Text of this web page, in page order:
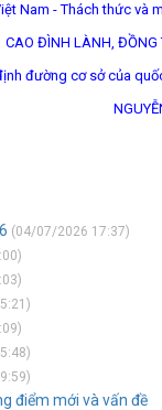
Nam - Thách thức và
CAO ĐÌNH LÀNH, ĐỒNG
đường cơ sở của
(04/07/2026 17:37)
điểm mới và vấn đề